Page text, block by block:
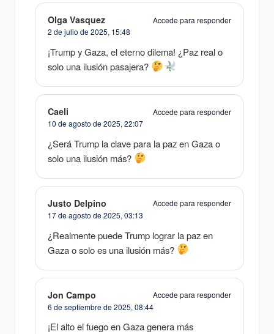
Olga Vasquez
Accede para responder
2 de julio de 2025, 15:48
¡Trump y Gaza, el eterno dilema! ¿Paz real o
solo una ilusión pasajera?
Caeli
Accede para responder
10 de agosto de 2025, 22:07
¿Será Trump la clave para la paz en Gaza o
solo una ilusión más?
Justo Delpino
Accede para responder
17 de agosto de 2025, 03:13
¿Realmente puede Trump lograr la paz en
Gaza o solo es una ilusión más?
Jon Campo
Accede para responder
6 de septiembre de 2025, 08:44
¡El alto el fuego en Gaza genera más